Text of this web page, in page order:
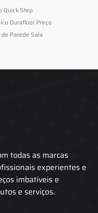
Quick Step
Durafloor Preço
Parede Sala
todas as marcas
experientes e
imbatíveis e
e serviços.